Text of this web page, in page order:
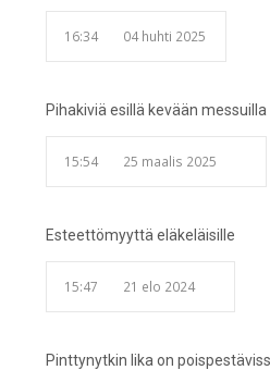
16:34 04 huhti 2025
Pihakiviä esillä kevään messuilla
15:54 25 maalis 2025
Esteettömyyttä eläkeläisille
15:47 21 elo 2024
Pinttynytkin lika on